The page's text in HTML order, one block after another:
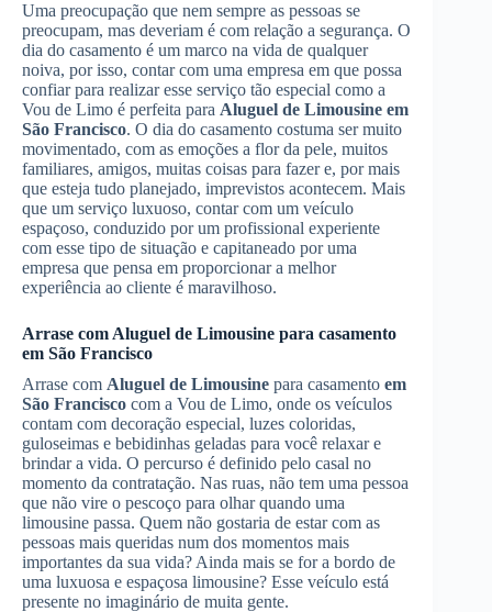
Uma preocupação que nem sempre as pessoas se
preocupam, mas deveriam é com relação a segurança. O
dia do casamento é um marco na vida de qualquer
noiva, por isso, contar com uma empresa em que possa
confiar para realizar esse serviço tão especial como a
Vou de Limo é perfeita para Aluguel de Limousine em
São Francisco. O dia do casamento costuma ser muito
movimentado, com as emoções a flor da pele, muitos
familiares, amigos, muitas coisas para fazer e, por mais
que esteja tudo planejado, imprevistos acontecem. Mais
que um serviço luxuoso, contar com um veículo
espaçoso, conduzido por um profissional experiente
com esse tipo de situação e capitaneado por uma
empresa que pensa em proporcionar a melhor
experiência ao cliente é maravilhoso.
Arrase com Aluguel de Limousine para casamento
em São Francisco
Arrase com Aluguel de Limousine para casamento em
São Francisco com a Vou de Limo, onde os veículos
contam com decoração especial, luzes coloridas,
guloseimas e bebidinhas geladas para você relaxar e
brindar a vida. O percurso é definido pelo casal no
momento da contratação. Nas ruas, não tem uma pessoa
que não vire o pescoço para olhar quando uma
limousine passa. Quem não gostaria de estar com as
pessoas mais queridas num dos momentos mais
importantes da sua vida? Ainda mais se for a bordo de
uma luxuosa e espaçosa limousine? Esse veículo está
presente no imaginário de muita gente.